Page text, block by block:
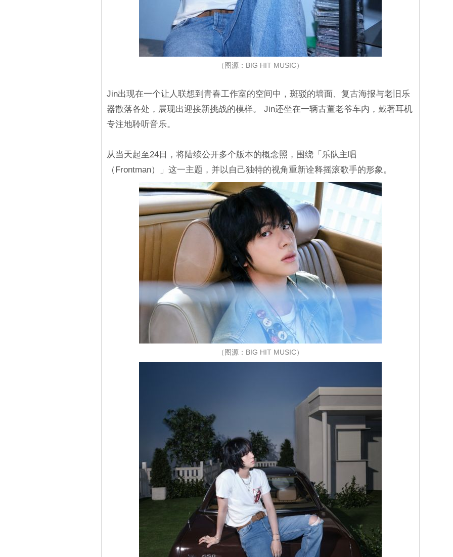
（图源：BIG HIT MUSIC）
Jin出现在一个让人联想到青春工作室的空间中，斑驳的墙面、复古海报与老旧乐
器散落各处，展现出迎接新挑战的模样。 Jin还坐在一辆古董老爷车内，戴著耳机
专注地聆听音乐。
从当天起至24日，将陆续公开多个版本的概念照，围绕「乐队主唱
（Frontman）」这一主题，并以自己独特的视角重新诠释摇滚歌手的形象。
（图源：BIG HIT MUSIC）